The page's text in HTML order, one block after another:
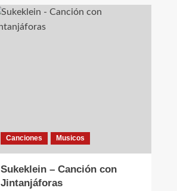
Canciones Musicos
Sukeklein – Canción con
Jintanjáforas